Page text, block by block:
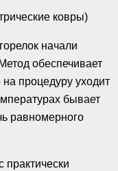
ковры)
начали
обеспечивает
процедуру уходит
бывает
равномерного
практически